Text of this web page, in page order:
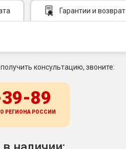
Гарантии и возврат
консультацию, звоните:
89
РЕГИОНА РОССИИ